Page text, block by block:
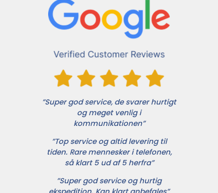
”Super god service, de svarer hurtigt
og meget venlig i
kommunikationen”
”Top service og altid levering til
tiden. Rare mennesker i telefonen,
så klart 5 ud af 5 herfra”
”Super god service og hurtig